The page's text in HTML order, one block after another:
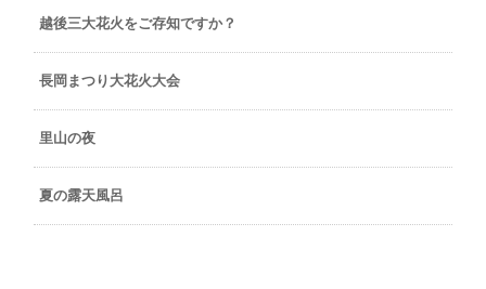
越後三大花火をご存知ですか？
長岡まつり大花火大会
里山の夜
夏の露天風呂